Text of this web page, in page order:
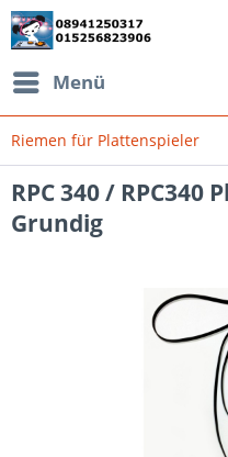
Menü
Riemen für Plattenspieler
RPC 340 /
Grundig